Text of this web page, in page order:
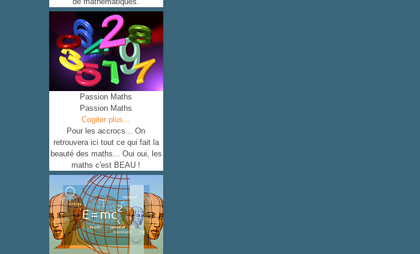
Passion Maths
Passion Maths
Cogiter plus...
Pour les accrocs... On
retrouvera ici tout ce qui fait la
beauté des maths... Oui oui, les
maths c'est BEAU !